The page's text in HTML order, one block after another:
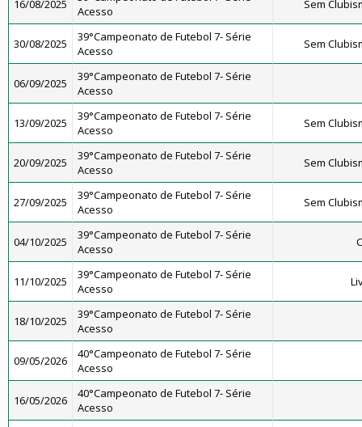
16/08/2025
Acesso
Sem
30/08/2025
39°Campeonato de Futebol 7- Série
Acesso
Sem
06/09/2025
39°Campeonato de Futebol 7- Série
Acesso
13/09/2025
39°Campeonato de Futebol 7- Série
Acesso
Sem
20/09/2025
39°Campeonato de Futebol 7- Série
Acesso
Sem
27/09/2025
39°Campeonato de Futebol 7- Série
Acesso
Sem
04/10/2025
39°Campeonato de Futebol 7- Série
Acesso
11/10/2025
39°Campeonato de Futebol 7- Série
Acesso
18/10/2025
39°Campeonato de Futebol 7- Série
Acesso
09/05/2026
40°Campeonato de Futebol 7- Série
Acesso
16/05/2026
40°Campeonato de Futebol 7- Série
Acesso